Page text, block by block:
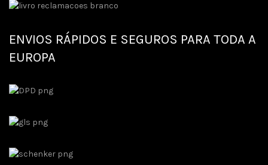
ENVIOS RÁPIDOS E SEGUROS PARA TODA A
EUROPA